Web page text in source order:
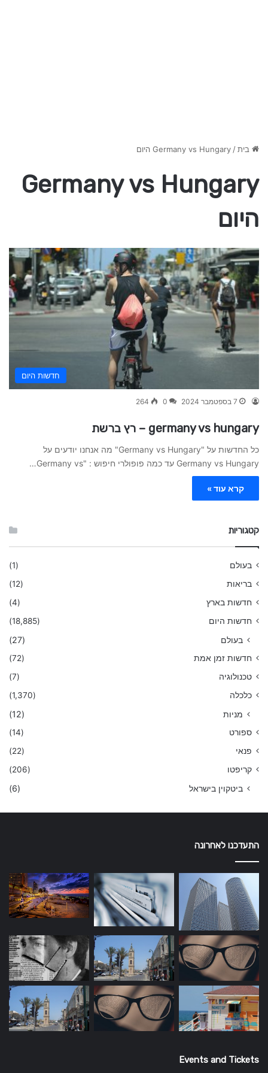
בית/Germany vs Hungary היום
Germany vs Hungary
היום
חדשות היום
7 בספטמבר 2024 0
264
germany vs hungary – רץ ברשת
כל החדשות על "Germany vs Hungary" מה אנחנו יודעים על
Germany vs Hungary עד כמה פופולרי חיפוש : "Germany vs…
קרא עוד »
קטגוריות
בעולם
(1)
בריאות
(12)
חדשות בארץ
(4)
חדשות היום
(18,885)
בעולם (27)
חדשות זמן אמת
(72)
טכנולוגיה
(7)
כלכלה
(1,370)
מניות (12)
ספורט
(14)
פנאי
(22)
קריפטו
(206)
ביטקוין בישראל (6)
התעדכנו לאחרונה
Events and Tickets